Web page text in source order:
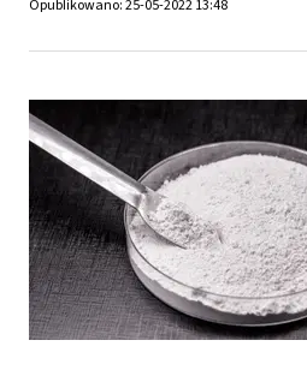
Opublikowano: 25-05-2022 13:48